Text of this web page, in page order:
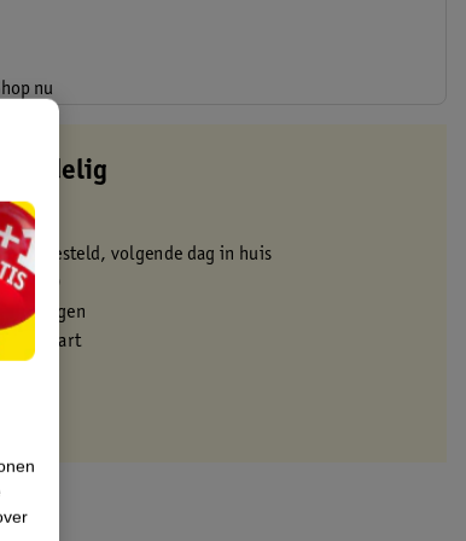
nu
uur besteld, volgende dag in huis
50.00
30 dagen
kaart